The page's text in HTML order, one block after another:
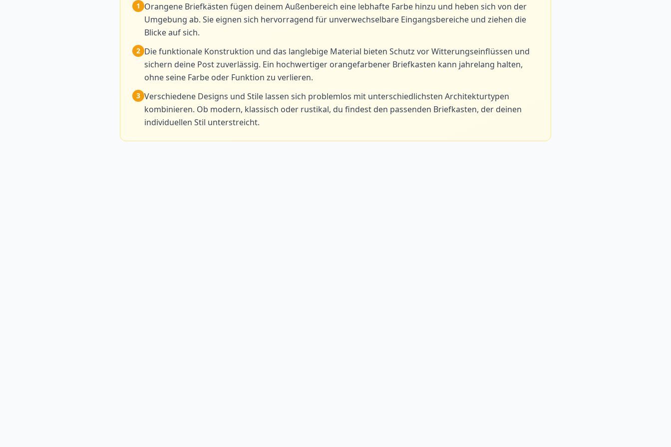
1 Orangene Briefkästen fügen deinem Außenbereich eine lebhafte Farbe hinzu und heben sich von der
Umgebung ab. Sie eignen sich hervorragend für unverwechselbare Eingangsbereiche und ziehen die
Blicke auf sich.
2 Die funktionale Konstruktion und das langlebige Material bieten Schutz vor Witterungseinflüssen und
sichern deine Post zuverlässig. Ein hochwertiger orangefarbener Briefkasten kann jahrelang halten,
ohne seine Farbe oder Funktion zu verlieren.
3 Verschiedene Designs und Stile lassen sich problemlos mit unterschiedlichsten Architekturtypen
kombinieren. Ob modern, klassisch oder rustikal, du findest den passenden Briefkasten, der deinen
individuellen Stil unterstreicht.